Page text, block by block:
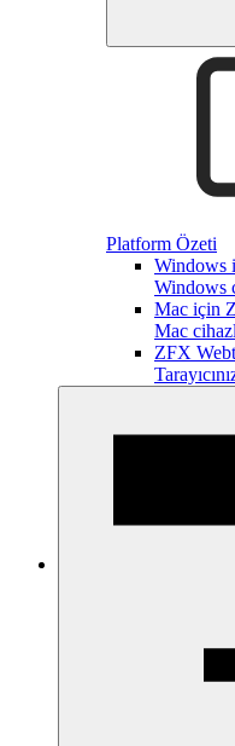
Platform Özeti
Windows
Windows
Mac için
Mac
ZFX